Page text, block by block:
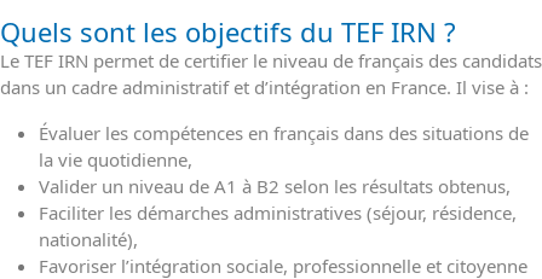
Quels sont les objectifs du TEF IRN ?
Le TEF IRN permet de certifier le niveau de français des candidats
dans un cadre administratif et d’intégration en France. Il vise à :
Évaluer les compétences en français dans des situations de
la vie quotidienne,
Valider un niveau de A1 à B2 selon les résultats obtenus,
Faciliter les démarches administratives (séjour, résidence,
nationalité),
Favoriser l’intégration sociale, professionnelle et citoyenne